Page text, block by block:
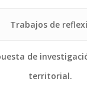
Trabajos de
de
territorial.